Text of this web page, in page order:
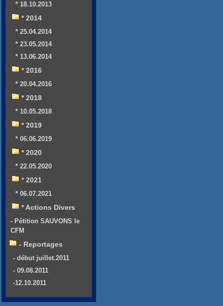
* 18.10.2013
* 2014
* 25.04.2014
* 23.05.2014
* 13.06.2014
* 2016
* 20.04.2016
* 2018
* 10.05.2018
* 2019
* 06.06.2019
* 2020
* 22.05.2020
* 2021
* 06.07.2021
* Actions Divers
- Pétition SAUVONS le
CFM
- Reportages
- début juillet.2011
- 09.08.2011
-12.10.2011